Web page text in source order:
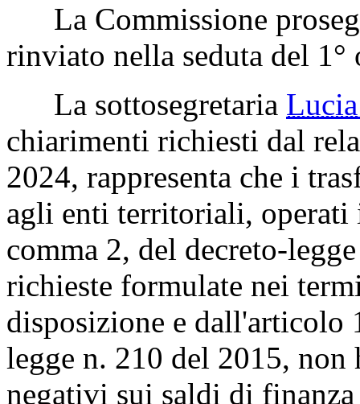
La Commissione
rinviato nella seduta del 1°
La sottosegretaria
chiarimenti richiesti dal
2024, rappresenta che i
agli enti territoriali,
comma 2, del decreto-
richieste formulate nei
disposizione e dall'articolo
legge n. 210 del 2015,
negativi sui saldi di